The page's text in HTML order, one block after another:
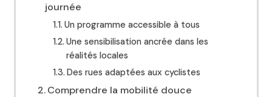
journée
Un programme accessible à tous
Une sensibilisation ancrée dans les
réalités locales
Des rues adaptées aux cyclistes
Comprendre la mobilité douce